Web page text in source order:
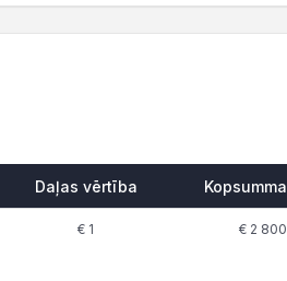
Daļas vērtība Kopsumma
€ 1 € 2 800